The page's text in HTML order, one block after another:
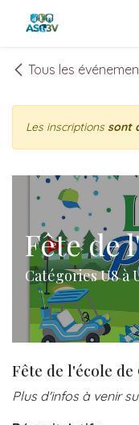
Tous les
Les inscriptionssont
Fête de
Catégories U8 à
Fête de l'école de
Plus d'infos à venir